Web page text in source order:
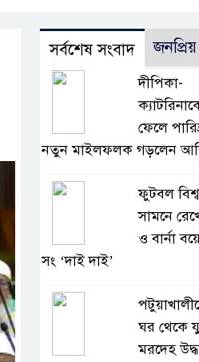
সর্বশেষ সংবাদ
দীপিকা-
ফেলে
নতুন মাইলফলক গড়লেন
ফুটবল
সামনে
ও বার্না
সং ‘দাই দাই’
ঘর থেকে
মরদেহ